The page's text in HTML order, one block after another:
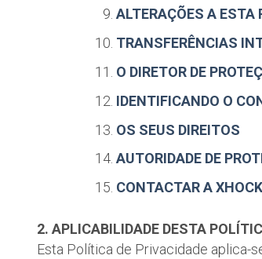
ALTERAÇÕES A ESTA
TRANSFERÊNCIAS
O DIRETOR DE
IDENTIFICANDO O
OS SEUS DIREITOS
AUTORIDADE DE
CONTACTAR A
2. APLICABILIDADE DESTA
Esta Política de Privacidade aplica-